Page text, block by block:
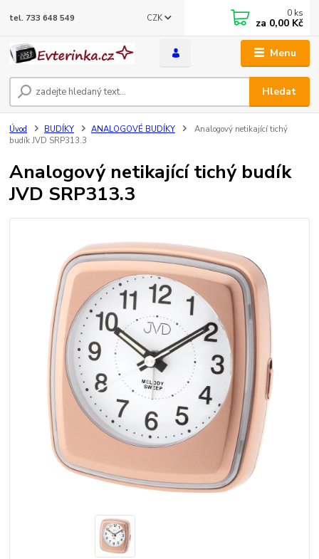
Menu
CZK
Hledat
tel. 733 648 549 0 ks
za 0,00 Kč
Úvod BUDÍKY ANALOGOVÉ BUDÍKY
Analogový netikající tichý
budík JVD SRP313.3
Analogový netikající tichý budík
JVD SRP313.3